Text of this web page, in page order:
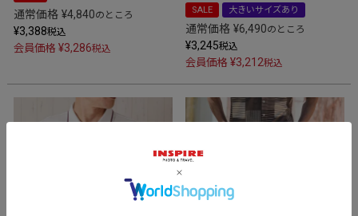
通常価格 ¥4,840のところ
¥3,388税込
会員価格 ¥3,286税込
SALE 大きいサイズあり
通常価格 ¥6,490のところ
¥3,245税込
会員価格 ¥3,212税込